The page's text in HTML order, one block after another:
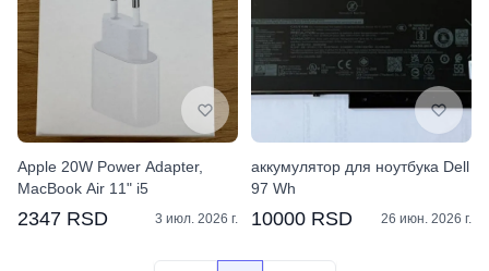
Apple 20W Power Adapter,
MacBook Air 11" i5
2347 RSD 3 июл. 2026 г.
аккумулятор для ноутбука Dell
97 Wh
10000 RSD 26 июн. 2026 г.